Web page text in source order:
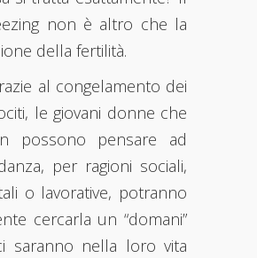
non è altro che la
della fertilità.
al congelamento dei
le giovani donne che
possono pensare ad
per ragioni sociali,
o lavorative, potranno
cercarla un “domani”
saranno nella loro vita